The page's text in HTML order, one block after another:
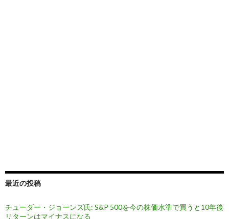
最近の投稿
チューダー・ジョーンズ氏: S&P 500を今の株価水準で買うと10年後
リターンはマイナスになる